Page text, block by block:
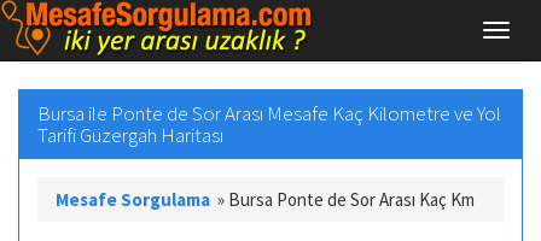
Bursa ile Ponte de Sor Arası Mesafe Kaç Kilometre ve Yol
Tarifi Güzergah Haritası
Mesafe Sorgulama » Bursa Ponte de Sor Arası Kaç Km